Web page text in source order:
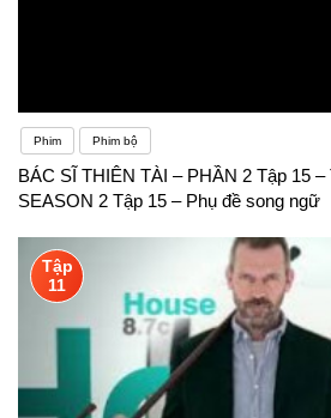
Phim Phim bộ
BÁC SĨ THIÊN TÀI – PHẦN 2 Tập 15
SEASON 2 Tập 15 – Phụ đề song ngữ
Tập
11